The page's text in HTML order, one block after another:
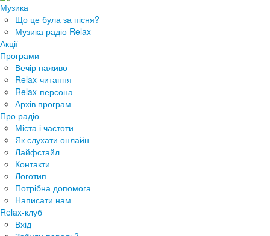
Музика
Що це була за пісня?
Музика радіо Relax
Акції
Програми
Вечір наживо
Relax-читання
Relax-персона
Архів програм
Про радіо
Міста і частоти
Як слухати онлайн
Лайфстайл
Контакти
Логотип
Потрібна допомога
Написати нам
Relax-клуб
Вхід